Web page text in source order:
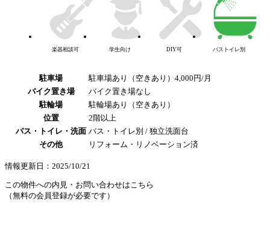
楽器相談可 学生向け DIY可 バストイレ別
駐車場
駐車場あり（空きあり）4,000円/月
バイク置き場
バイク置き場なし
駐輪場
駐輪場あり（空きあり）
位置
2階以上
バス・トイレ・洗面 バス・トイレ別 / 独立洗面台
その他
リフォーム・リノベーション済
情報更新日：2025/10/21
この物件への内見・お問い合わせはこちら
（無料の会員登録が必要です）